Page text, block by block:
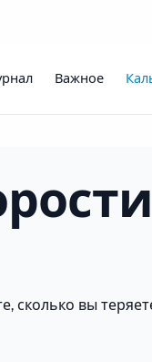
Важное
сколько вы